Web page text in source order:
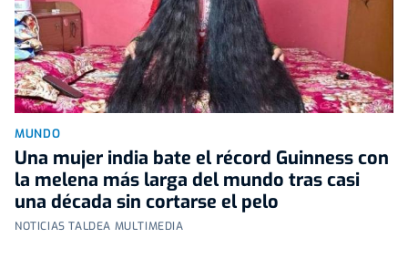
MUNDO
Una mujer india bate el récord Guinness con
la melena más larga del mundo tras casi
una década sin cortarse el pelo
NOTICIAS TALDEA MULTIMEDIA